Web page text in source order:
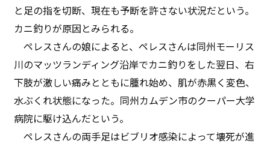
と足の指を切断、現在も予断を許さない状況だという。
カニ釣りが原因とみられる。
ペレスさんの娘によると、ペレスさんは同州モーリス
川のマッツランディング沿岸でカニ釣りをした翌日、右
下肢が激しい痛みとともに腫れ始め、肌が赤黒く変色、
水ぶくれ状態になった。同州カムデン市のクーパー大学
病院に駆け込んだという。
ペレスさんの両手足はビブリオ感染によって壊死が進